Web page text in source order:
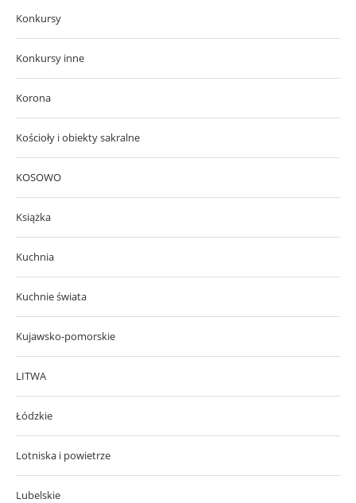
Konkursy
Konkursy inne
Korona
Kościoły i obiekty sakralne
KOSOWO
Książka
Kuchnia
Kuchnie świata
Kujawsko-pomorskie
LITWA
Łódzkie
Lotniska i powietrze
Lubelskie